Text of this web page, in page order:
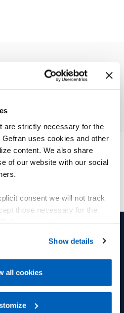
are strictly necessary for the
uses cookies and other
content. We also share
of our website with our social
consent we will not track
those necessary for the
Gefran - Cookie
data, at the following
.
Show details
all cookies
fuses and fuse
Bien-être et santé
FLY Talent Academy